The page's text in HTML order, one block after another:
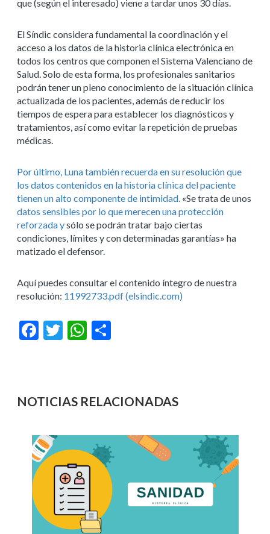
que (según el interesado) viene a tardar unos 30 días.
El Síndic considera fundamental la coordinación y el
acceso a los datos de la historia clínica electrónica en
todos los centros que componen el Sistema Valenciano de
Salud. Solo de esta forma, los profesionales sanitarios
podrán tener un pleno conocimiento de la situación clínica
actualizada de los pacientes, además de reducir los
tiempos de espera para establecer los diagnósticos y
tratamientos, así como evitar la repetición de pruebas
médicas.
Por último, Luna también recuerda en su resolución que
los datos contenidos en la historia clínica del paciente
tienen un alto componente de intimidad. «Se trata de unos
datos sensibles por lo que merecen una protección
reforzada ysólo se podrán tratar bajo ciertas
condiciones, límites y con determinadas garantías» ha
matizado el defensor.
Aquí puedes consultar el contenido íntegro de nuestra
resolución: 11992733.pdf (elsindic.com)
Facebook
Twitter WhatsApp
NOTICIAS RELACIONADAS